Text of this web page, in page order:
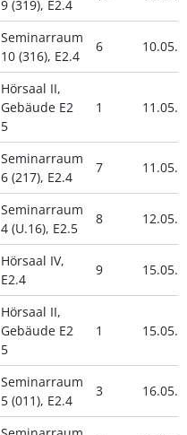
9 (319), E2.4
Seminarraum
10 (316), E2.4
6
Hörsaal II,
Gebäude E2
5
1
Seminarraum
6 (217), E2.4
7
Seminarraum
4 (U.16), E2.5
8
Hörsaal IV,
E2.4
9
Hörsaal II,
Gebäude E2
5
1
Seminarraum
5 (011), E2.4
3